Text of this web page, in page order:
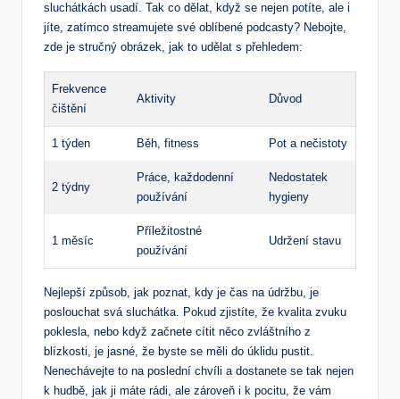
sluchátkách usadí. Tak co dělat, když se nejen potíte, ale i
jíte, zatímco streamujete své oblíbené podcasty? Nebojte,
zde je stručný obrázek, jak to udělat s přehledem:
Frekvence
čištění
Aktivity Důvod
1 týden Běh, fitness Pot a nečistoty
2 týdny
Práce, každodenní
používání
Nedostatek
hygieny
1 měsíc
Příležitostné
používání
Udržení stavu
Nejlepší způsob, jak poznat, kdy je čas na údržbu, je
poslouchat svá sluchátka. Pokud zjistíte, že kvalita zvuku
poklesla, nebo když začnete cítit něco zvláštního z
blízkosti, je jasné, že byste se měli do úklidu pustit.
Nenechávejte to na poslední chvíli a dostanete se tak nejen
k hudbě, jak ji máte rádi, ale zároveň i k pocitu, že vám